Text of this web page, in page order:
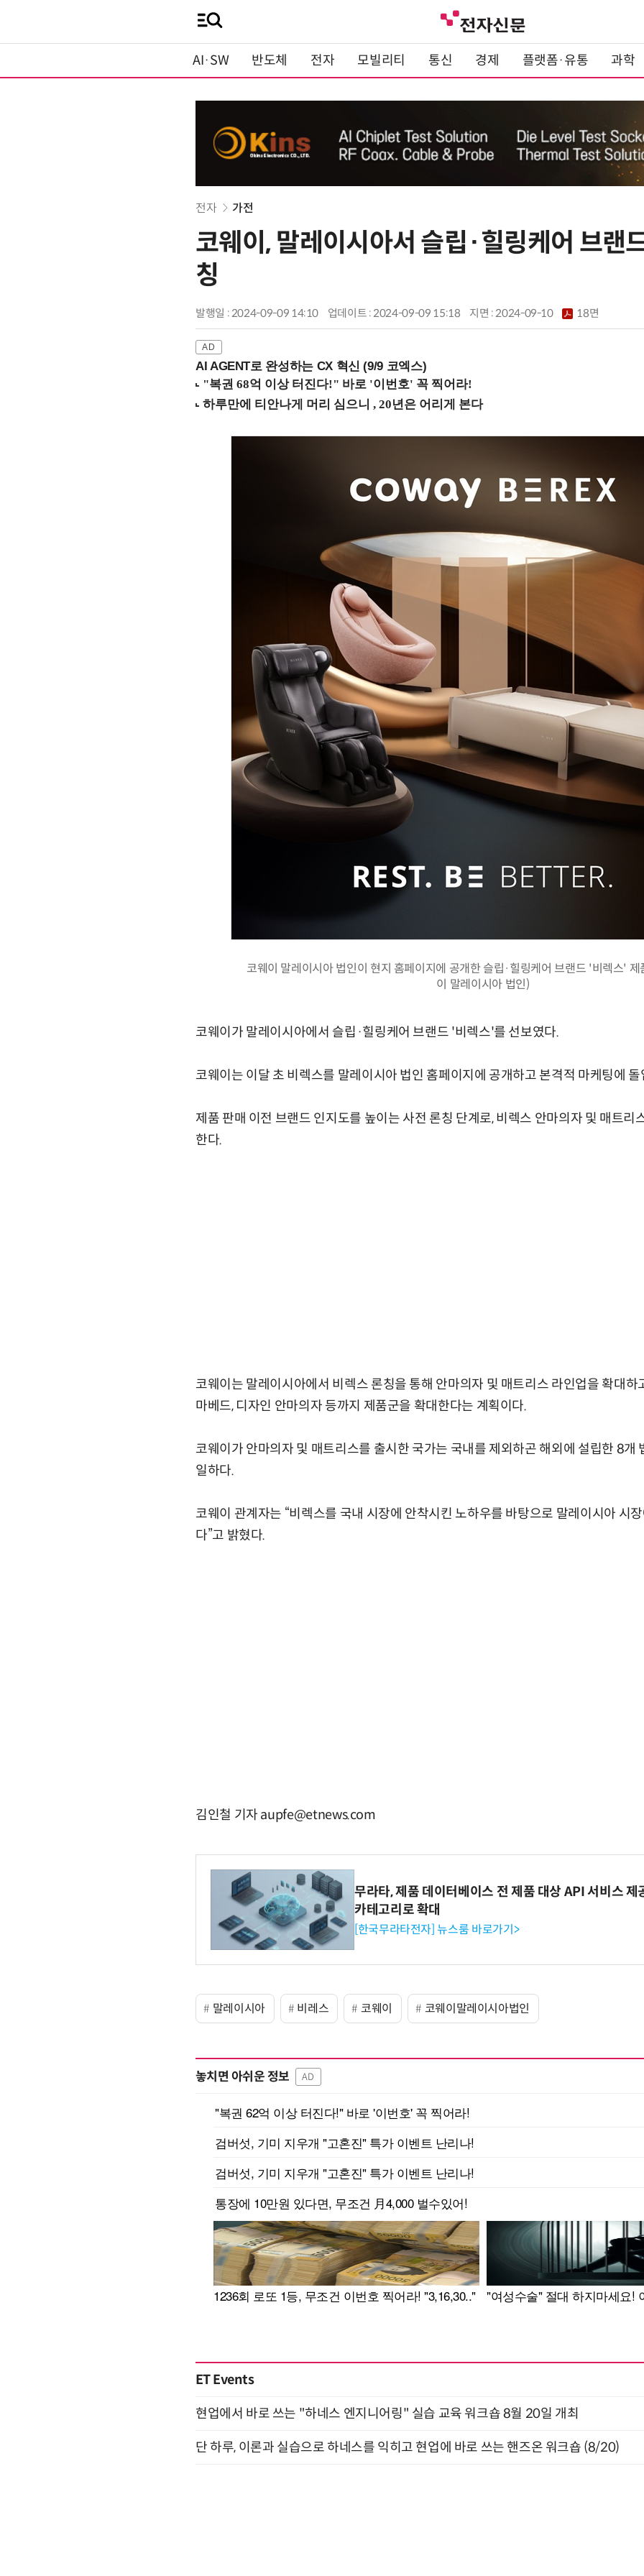
AI·SW 반도체 전자 모빌리티 통신 경제 플랫폼·유통 과학
전자 가전
코웨이, 말레이시아서 슬립·힐링케어 브랜
칭
발행일 : 2024-09-09 14:10 업데이트 : 2024-09-09 15:18 지면 :2024-09-10 18면
AI AGENT로 완성하는 CX 혁신 (9/9 코엑스)
코웨이 말레이시아 법인이 현지 홈페이지에 공개한 슬립·힐링케어 브랜드 '비렉스' 제
이 말레이시아 법인)
코웨이가 말레이시아에서 슬립·힐링케어 브랜드 '비렉스'를 선보였다.
코웨이는 이달 초 비렉스를 말레이시아 법인 홈페이지에 공개하고 본격적 마케팅에 돌
제품 판매 이전 브랜드 인지도를 높이는 사전 론칭 단계로, 비렉스 안마의자 및 매트리
한다.
코웨이는 말레이시아에서 비렉스 론칭을 통해 안마의자 및 매트리스 라인업을 확대하
마베드, 디자인 안마의자 등까지 제품군을 확대한다는 계획이다.
코웨이가 안마의자 및 매트리스를 출시한 국가는 국내를 제외하곤 해외에 설립한 8개
일하다.
코웨이 관계자는 “비렉스를 국내 시장에 안착시킨 노하우를 바탕으로 말레이시아 시
다”고 밝혔다.
김인철 기자 aupfe@etnews.com
무라타, 제품 데이터베이스 전 제품 대상 API 서비스
카테고리로 확대
[한국무라타전자] 뉴스룸 바로가기>
말레이시아 비레스 코웨이 코웨이말레이시아법인
놓치면 아쉬운 정보 AD
ET Events
현업에서 바로 쓰는 "하네스 엔지니어링" 실습 교육 워크숍 8월 20일 개최
단 하루, 이론과 실습으로 하네스를 익히고 현업에 바로 쓰는 핸즈온 워크숍 (8/20)